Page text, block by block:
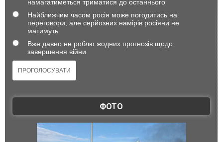
намагатиметься триматися до останнього
Найближчим часом росія може погодитись на
переговори, але серйозних намірів росіяни не
матимуть
Вже давно не роблю жодних прогнозів щодо
завершення війни
ФОТО